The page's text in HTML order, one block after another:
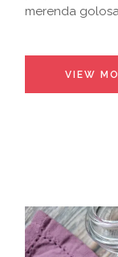
merenda
VIEW